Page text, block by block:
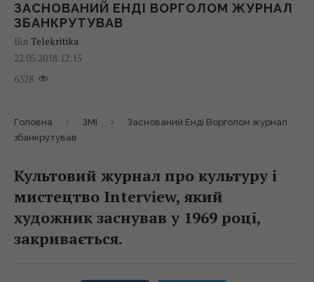
ЗАСНОВАНИЙ ЕНДІ ВОРГОЛОМ ЖУРНАЛ
ЗБАНКРУТУВАВ
Від Telekritika
22.05.2018 12:15
6328
Головна ЗМІ
Заснований Енді Ворголом журнал
збанкрутував
Культовий журнал про культуру і
мистецтво Interview, який
художник заснував у 1969 році,
закривається.